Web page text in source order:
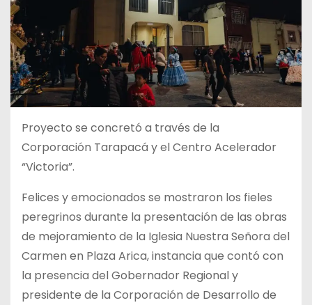
Proyecto se concretó a través de la
Corporación Tarapacá y el Centro Acelerador
“Victoria”.
Felices y emocionados se mostraron los fieles
peregrinos durante la presentación de las obras
de mejoramiento de la Iglesia Nuestra Señora del
Carmen en Plaza Arica, instancia que contó con
la presencia del Gobernador Regional y
presidente de la Corporación de Desarrollo de